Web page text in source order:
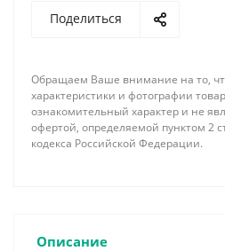
Поделиться
Обращаем Ваше внимание на то,
характеристики и фотографии
ознакомительный характер и не
офертой, определяемой пунктом 2
кодекса Российской Федерации.
Описание